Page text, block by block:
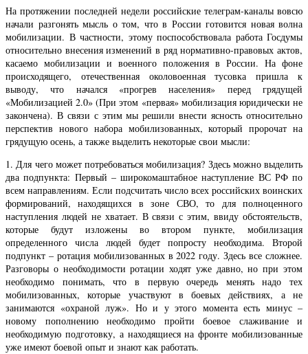
На протяжении последней недели российские телеграм-каналы вовсю
начали разгонять мысль о том, что в России готовится новая волна
мобилизации. В частности, этому поспособствовала работа Госдумы
относительно внесения изменений в ряд нормативно-правовых актов,
касаемо мобилизации и военного положения в России. На фоне
происходящего, отечественная околовоенная тусовка пришла к
выводу, что начался «прогрев населения» перед грядущей
«Мобилизацией 2.0» (При этом «первая» мобилизация юридически не
закончена). В связи с этим мы решили внести ясность относительно
перспектив нового набора мобилизованных, который пророчат на
грядущую осень, а также выделить некоторые свои мысли:
1. Для чего может потребоваться мобилизация? Здесь можно выделить
два подпункта: Первый – широкомаштабное наступление ВС РФ по
всем направлениям. Если подсчитать число всех российских воинских
формирований, находящихся в зоне СВО, то для полноценного
наступления людей не хватает. В связи с этим, ввиду обстоятельств,
которые будут изложены во втором пункте, мобилизация
определенного числа людей будет попросту необходима. Второй
подпункт – ротация мобилизованных в 2022 году. Здесь все сложнее.
Разговоры о необходимости ротации ходят уже давно, но при этом
необходимо понимать, что в первую очередь менять надо тех
мобилизованных, которые участвуют в боевых действиях, а не
занимаются «охраной луж». Но и у этого момента есть минус –
новому пополнению необходимо пройти боевое слаживание и
необходимую подготовку, а находящиеся на фронте мобилизованные
уже имеют боевой опыт и знают как работать.